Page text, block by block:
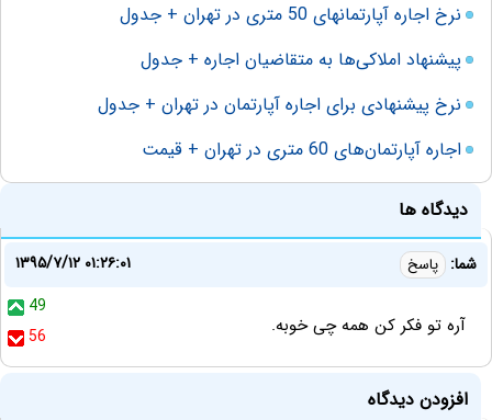
نرخ اجاره آپارتمانهای 50 متری در تهران + جدول
پیشنهاد املاکی‌ها به متقاضیان اجاره + جدول
نرخ پیشنهادی برای اجاره آپارتمان در تهران + جدول
اجاره آپارتمان‌های 60 متری در تهران + قیمت
دیدگاه ها
شما: پاسخ
۱۳۹۵/۷/۱۲ ۰۱:۲۶:۰۱
49
56
آره تو فکر کن همه چی خوبه.
افزودن دیدگاه